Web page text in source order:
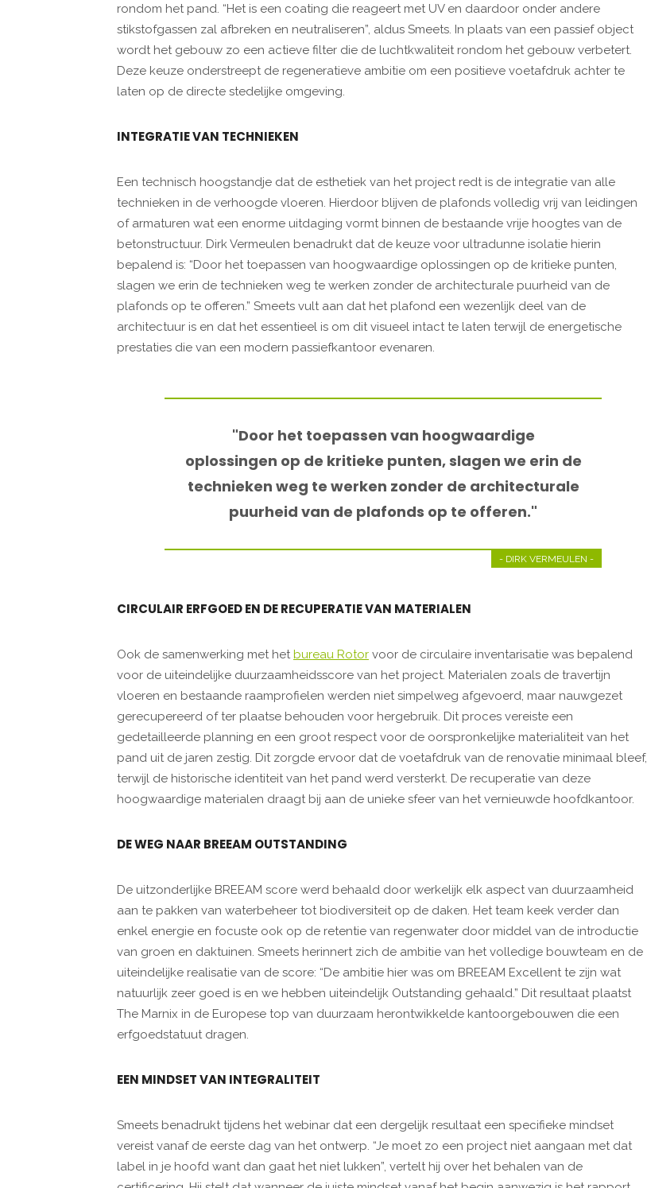
rondom het pand. “Het is een coating die reageert met UV en daardoor onder andere
stikstofgassen zal afbreken en neutraliseren”, aldus Smeets. In plaats van een passief object
wordt het gebouw zo een actieve filter die de luchtkwaliteit rondom het gebouw verbetert.
Deze keuze onderstreept de regeneratieve ambitie om een positieve voetafdruk achter te
laten op de directe stedelijke omgeving.
INTEGRATIE VAN TECHNIEKEN
Een technisch hoogstandje dat de esthetiek van het project redt is de integratie van alle
technieken in de verhoogde vloeren. Hierdoor blijven de plafonds volledig vrij van leidingen
of armaturen wat een enorme uitdaging vormt binnen de bestaande vrije hoogtes van de
betonstructuur. Dirk Vermeulen benadrukt dat de keuze voor ultradunne isolatie hierin
bepalend is: “Door het toepassen van hoogwaardige oplossingen op de kritieke punten,
slagen we erin de technieken weg te werken zonder de architecturale puurheid van de
plafonds op te offeren.” Smeets vult aan dat het plafond een wezenlijk deel van de
architectuur is en dat het essentieel is om dit visueel intact te laten terwijl de energetische
prestaties die van een modern passiefkantoor evenaren.
"Door het toepassen van hoogwaardige
oplossingen op de kritieke punten, slagen we erin de
technieken weg te werken zonder de architecturale
puurheid van de plafonds op te offeren."
- DIRK VERMEULEN -
CIRCULAIR ERFGOED EN DE RECUPERATIE VAN MATERIALEN
Ook de samenwerking met hetbureau Rotor voor de circulaire inventarisatie was bepalend
voor de uiteindelijke duurzaamheidsscore van het project. Materialen zoals de travertijn
vloeren en bestaande raamprofielen werden niet simpelweg afgevoerd, maar nauwgezet
gerecupereerd of ter plaatse behouden voor hergebruik. Dit proces vereiste een
gedetailleerde planning en een groot respect voor de oorspronkelijke materialiteit van het
pand uit de jaren zestig. Dit zorgde ervoor dat de voetafdruk van de renovatie minimaal bleef,
terwijl de historische identiteit van het pand werd versterkt. De recuperatie van deze
hoogwaardige materialen draagt bij aan de unieke sfeer van het vernieuwde hoofdkantoor.
DE WEG NAAR BREEAM OUTSTANDING
De uitzonderlijke BREEAM score werd behaald door werkelijk elk aspect van duurzaamheid
aan te pakken van waterbeheer tot biodiversiteit op de daken. Het team keek verder dan
enkel energie en focuste ook op de retentie van regenwater door middel van de introductie
van groen en daktuinen. Smeets herinnert zich de ambitie van het volledige bouwteam en de
uiteindelijke realisatie van de score: “De ambitie hier was om BREEAM Excellent te zijn wat
natuurlijk zeer goed is en we hebben uiteindelijk Outstanding gehaald.” Dit resultaat plaatst
The Marnix in de Europese top van duurzaam herontwikkelde kantoorgebouwen die een
erfgoedstatuut dragen.
EEN MINDSET VAN INTEGRALITEIT
Smeets benadrukt tijdens het webinar dat een dergelijk resultaat een specifieke mindset
vereist vanaf de eerste dag van het ontwerp. “Je moet zo een project niet aangaan met dat
label in je hoofd want dan gaat het niet lukken”, vertelt hij over het behalen van de